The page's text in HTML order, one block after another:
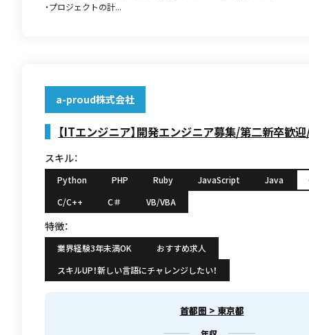
・プロジェクトの計...
a-proud株式会社
【ITエンジニア】開発エンジニア募集/第二新卒歓
スキル：
Python PHP Ruby JavaScript Java
C/C++
C＃ VB/VBA
特徴：
業界経験3年未満OK
おすすめ求人
スキルUP！新しい言語にチャレンジしたい！
首都圏 > 東京都